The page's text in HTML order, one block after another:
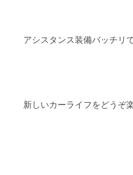
アシスタンス装備バッチリ
新しいカーライフをどうぞ